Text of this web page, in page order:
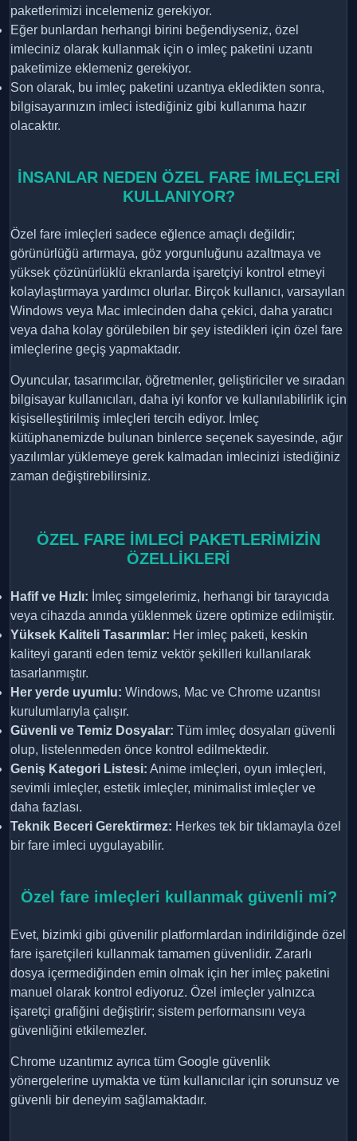
paketlerimizi incelemeniz gerekiyor.
Eğer bunlardan herhangi birini beğendiyseniz, özel
imleciniz olarak kullanmak için o imleç paketini uzantı
paketimize eklemeniz gerekiyor.
Son olarak, bu imleç paketini uzantıya ekledikten sonra,
bilgisayarınızın imleci istediğiniz gibi kullanıma hazır
olacaktır.
İNSANLAR NEDEN ÖZEL FARE İMLEÇLERİ
KULLANIYOR?
Özel fare imleçleri sadece eğlence amaçlı değildir;
görünürlüğü artırmaya, göz yorgunluğunu azaltmaya ve
yüksek çözünürlüklü ekranlarda işaretçiyi kontrol etmeyi
kolaylaştırmaya yardımcı olurlar. Birçok kullanıcı, varsayılan
Windows veya Mac imlecinden daha çekici, daha yaratıcı
veya daha kolay görülebilen bir şey istedikleri için özel fare
imleçlerine geçiş yapmaktadır.
Oyuncular, tasarımcılar, öğretmenler, geliştiriciler ve sıradan
bilgisayar kullanıcıları, daha iyi konfor ve kullanılabilirlik için
kişiselleştirilmiş imleçleri tercih ediyor. İmleç
kütüphanemizde bulunan binlerce seçenek sayesinde, ağır
yazılımlar yüklemeye gerek kalmadan imlecinizi istediğiniz
zaman değiştirebilirsiniz.
ÖZEL FARE İMLECİ PAKETLERİMİZİN
ÖZELLİKLERİ
Hafif ve Hızlı: İmleç simgelerimiz, herhangi bir tarayıcıda
veya cihazda anında yüklenmek üzere optimize edilmiştir.
Yüksek Kaliteli Tasarımlar: Her imleç paketi, keskin
kaliteyi garanti eden temiz vektör şekilleri kullanılarak
tasarlanmıştır.
Her yerde uyumlu: Windows, Mac ve Chrome uzantısı
kurulumlarıyla çalışır.
Güvenli ve Temiz Dosyalar: Tüm imleç dosyaları güvenli
olup, listelenmeden önce kontrol edilmektedir.
Geniş Kategori Listesi: Anime imleçleri, oyun imleçleri,
sevimli imleçler, estetik imleçler, minimalist imleçler ve
daha fazlası.
Teknik Beceri Gerektirmez: Herkes tek bir tıklamayla özel
bir fare imleci uygulayabilir.
Özel fare imleçleri kullanmak güvenli mi?
Evet, bizimki gibi güvenilir platformlardan indirildiğinde özel
fare işaretçileri kullanmak tamamen güvenlidir. Zararlı
dosya içermediğinden emin olmak için her imleç paketini
manuel olarak kontrol ediyoruz. Özel imleçler yalnızca
işaretçi grafiğini değiştirir; sistem performansını veya
güvenliğini etkilemezler.
Chrome uzantımız ayrıca tüm Google güvenlik
yönergelerine uymakta ve tüm kullanıcılar için sorunsuz ve
güvenli bir deneyim sağlamaktadır.